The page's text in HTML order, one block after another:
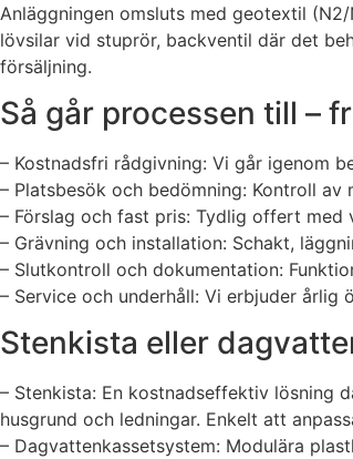
Anläggningen omsluts med geotextil
lövsilar vid stuprör, backventil där det
försäljning.
Så går processen till –
– Kostnadsfri rådgivning: Vi går igenom
– Platsbesök och bedömning: Kontroll
– Förslag och fast pris: Tydlig offert med
– Grävning och installation: Schakt,
– Slutkontroll och dokumentation:
– Service och underhåll: Vi erbjuder
Stenkista eller
– Stenkista: En kostnadseffektiv lösning
husgrund och ledningar. Enkelt att
– Dagvattenkassetsystem: Modulära